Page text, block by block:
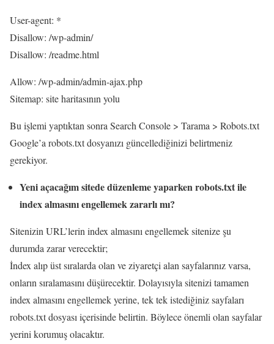
User-agent: *
Disallow: /wp-admin/
Disallow: /readme.html
Allow: /wp-admin/admin-ajax.php
Sitemap: site haritasının yolu
Bu işlemi yaptıktan sonra Search Console > Tarama > Robots.txt
Google’a robots.txt dosyanızı güncellediğinizi belirtmeniz
gerekiyor.
Yeni açacağım sitede düzenleme yaparken robots.txt ile
index almasını engellemek zararlı mı?
Sitenizin URL’lerin index almasını engellemek sitenize şu
durumda zarar verecektir;
İndex alıp üst sıralarda olan ve ziyaretçi alan sayfalarınız varsa,
onların sıralamasını düşürecektir. Dolayısıyla sitenizi tamamen
index almasını engellemek yerine, tek tek istediğiniz sayfaları
robots.txt dosyası içerisinde belirtin. Böylece önemli olan sayfalar
yerini korumuş olacaktır.